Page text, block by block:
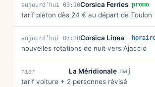
aujourd’hui 09:10Corsica Ferries
tarif piéton dès 24 € au départ de Toulon
promo
aujourd’hui 07:30Corsica Linea
nouvelles rotations de nuit vers Ajaccio
hier
La Méridionale
tarif voiture + 2 personnes révisé
maj